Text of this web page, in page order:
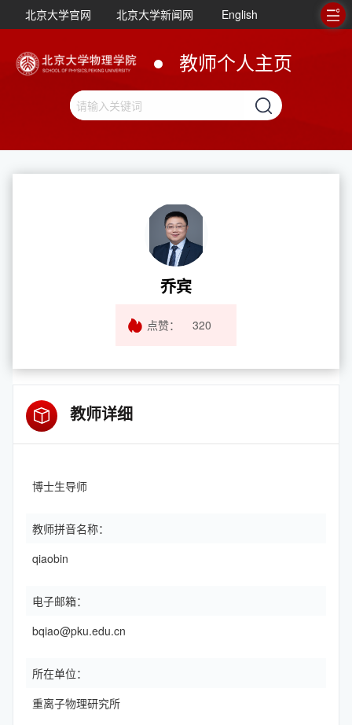
北京大学官网 北京大学新闻网 English
教师个人主页
乔宾
点赞： 320
教师详细
博士生导师
教师拼音名称：
qiaobin
电子邮箱：
bqiao@pku.edu.cn
所在单位：
重离子物理研究所